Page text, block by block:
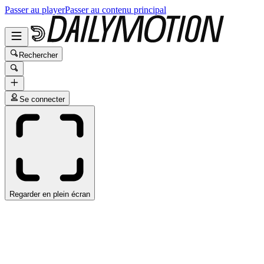
Passer au playerPasser au contenu principal
Rechercher
Se connecter
Regarder en plein écran